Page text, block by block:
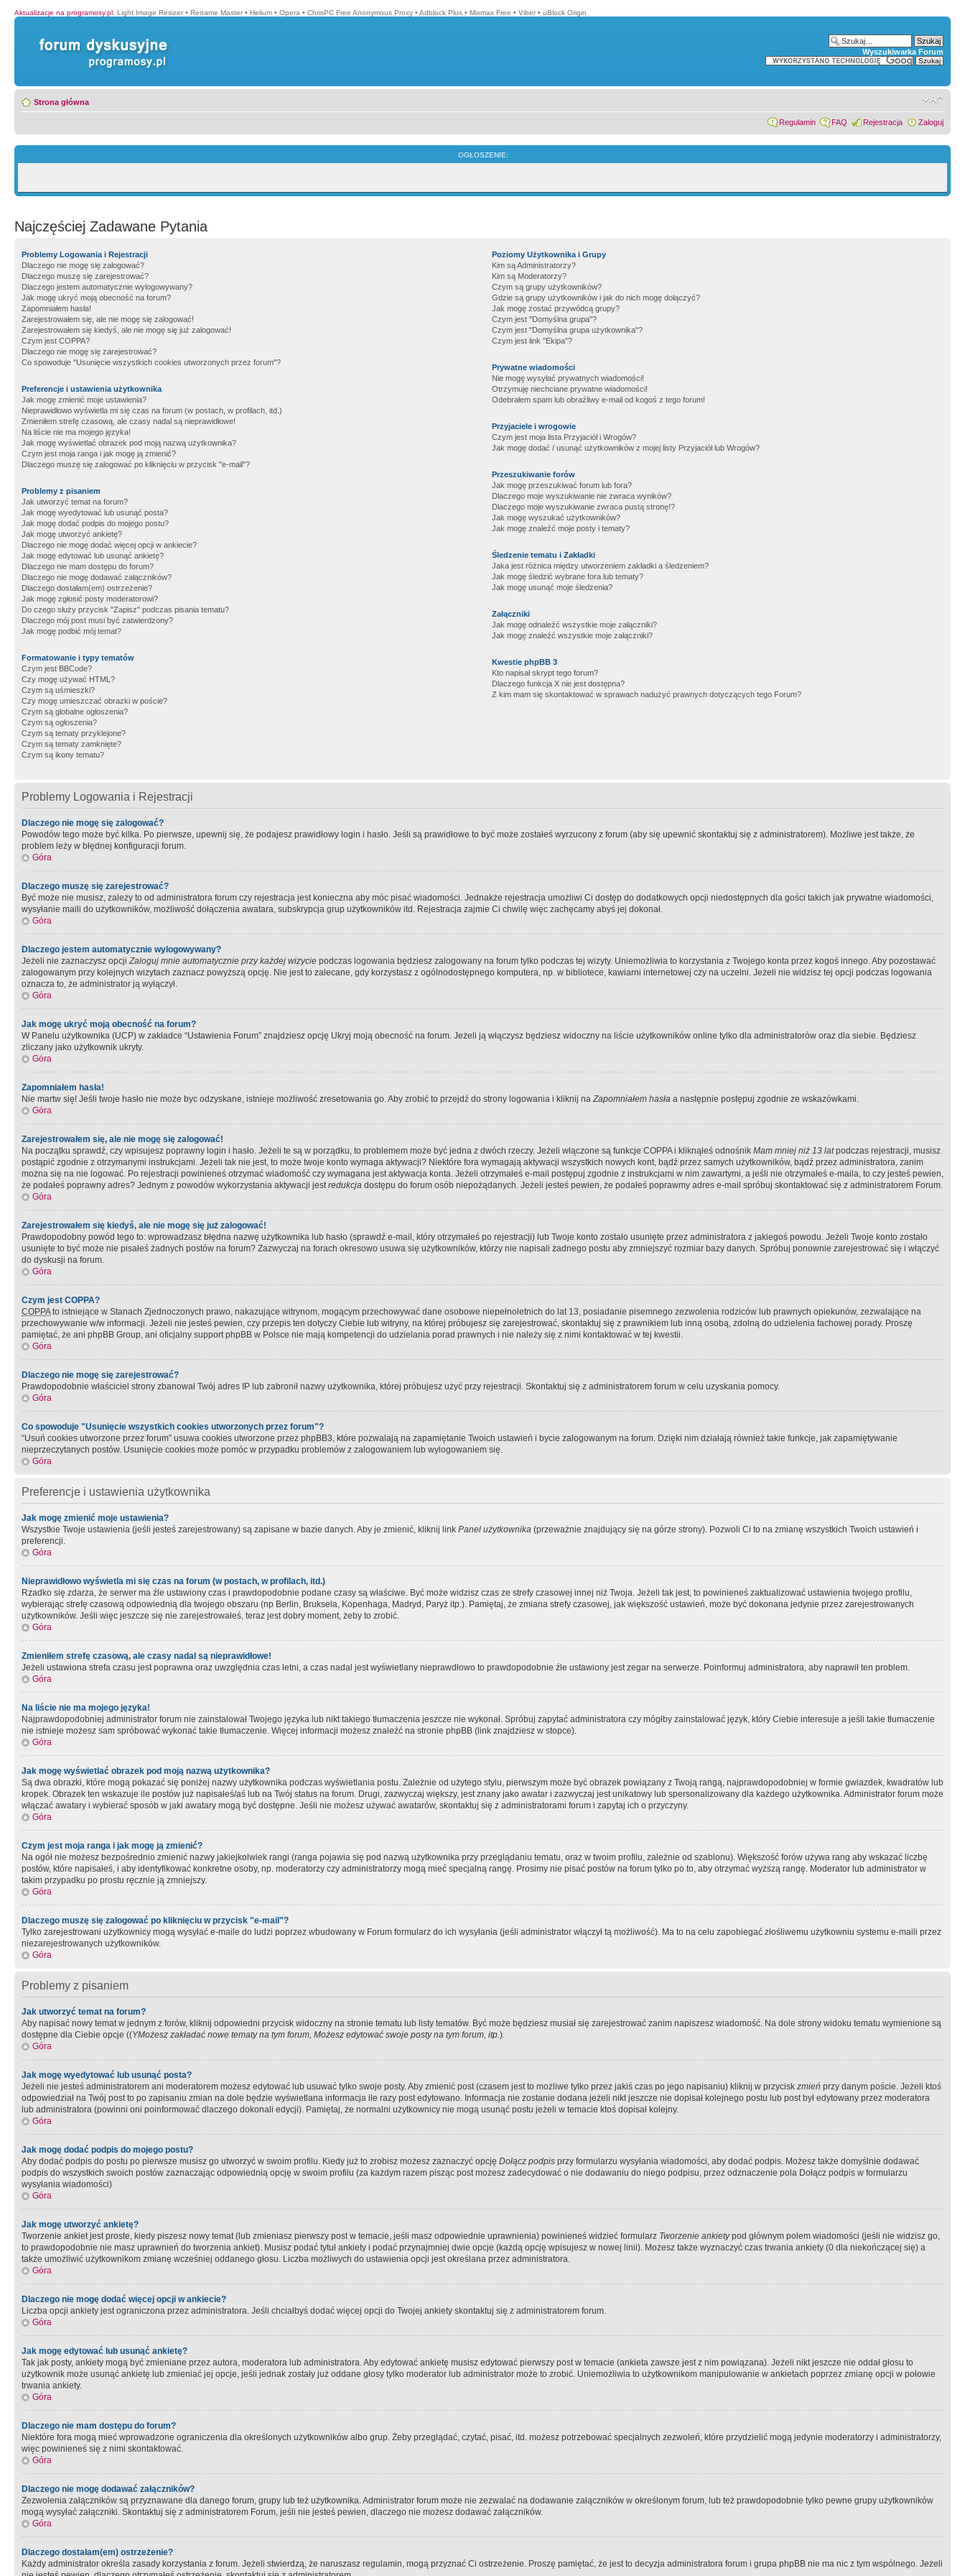
Aktualizacje na programosy.pl: Light Image Resizer • Rename Master • Helium • Opera • ChrisPC Free Anonymous Proxy • Adblock Plus • Mixmax Free • Viber • uBlock Origin
Wyszukiwarka Forum
Strona główna
Regulamin FAQ Rejestracja Zaloguj
OGŁOSZENIE:
Najczęściej Zadawane Pytania
Problemy Logowania i Rejestracji
Dlaczego nie mogę się zalogować?
Dlaczego muszę się zarejestrować?
Dlaczego jestem automatycznie wylogowywany?
Jak mogę ukryć moją obecność na forum?
Zapomniałem hasła!
Zarejestrowałem się, ale nie mogę się zalogować!
Zarejestrowałem się kiedyś, ale nie mogę się już zalogować!
Czym jest COPPA?
Dlaczego nie mogę się zarejestrować?
Co spowoduje "Usunięcie wszystkich cookies utworzonych przez forum"?
Preferencje i ustawienia użytkownika
Jak mogę zmienić moje ustawienia?
Nieprawidłowo wyświetla mi się czas na forum (w postach, w profilach, itd.)
Zmieniłem strefę czasową, ale czasy nadal są nieprawidłowe!
Na liście nie ma mojego języka!
Jak mogę wyświetlać obrazek pod moją nazwą użytkownika?
Czym jest moja ranga i jak mogę ją zmienić?
Dlaczego muszę się zalogować po kliknięciu w przycisk "e-mail"?
Problemy z pisaniem
Jak utworzyć temat na forum?
Jak mogę wyedytować lub usunąć posta?
Jak mogę dodać podpis do mojego postu?
Jak mogę utworzyć ankietę?
Dlaczego nie mogę dodać więcej opcji w ankiecie?
Jak mogę edytować lub usunąć ankietę?
Dlaczego nie mam dostępu do forum?
Dlaczego nie mogę dodawać załączników?
Dlaczego dostałam(em) ostrzeżenie?
Jak mogę zgłosić posty moderatorowi?
Do czego służy przycisk "Zapisz" podczas pisania tematu?
Dlaczego mój post musi być zatwierdzony?
Jak mogę podbić mój temat?
Formatowanie i typy tematów
Czym jest BBCode?
Czy mogę używać HTML?
Czym są uśmieszki?
Czy mogę umieszczać obrazki w poście?
Czym są globalne ogłoszenia?
Czym są ogłoszenia?
Czym są tematy przyklejone?
Czym są tematy zamknięte?
Czym są ikony tematu?
Poziomy Użytkownika i Grupy
Kim są Administratorzy?
Kim są Moderatorzy?
Czym są grupy użytkowników?
Gdzie są grupy użytkowników i jak do nich mogę dołączyć?
Jak mogę zostać przywódcą grupy?
Czym jest "Domyślna grupa"?
Czym jest "Domyślna grupa użytkownika"?
Czym jest link "Ekipa"?
Prywatne wiadomości
Nie mogę wysyłać prywatnych wiadomości!
Otrzymuję niechciane prywatne wiadomości!
Odebrałem spam lub obraźliwy e-mail od kogoś z tego forum!
Przyjaciele i wrogowie
Czym jest moja lista Przyjaciół i Wrogów?
Jak mogę dodać / usunąć użytkowników z mojej listy Przyjaciół lub Wrogów?
Przeszukiwanie forów
Jak mogę przeszukiwać forum lub fora?
Dlaczego moje wyszukiwanie nie zwraca wyników?
Dlaczego moje wyszukiwanie zwraca pustą stronę!?
Jak mogę wyszukać użytkowników?
Jak mogę znaleźć moje posty i tematy?
Śledzenie tematu i Zakładki
Jaka jest różnica między utworzeniem zakładki a śledzeniem?
Jak mogę śledzić wybrane fora lub tematy?
Jak mogę usunąć moje śledzenia?
Załączniki
Jak mogę odnaleźć wszystkie moje załączniki?
Jak mogę znaleźć wszystkie moje załączniki?
Kwestie phpBB 3
Kto napisał skrypt tego forum?
Dlaczego funkcja X nie jest dostępna?
Z kim mam się skontaktować w sprawach nadużyć prawnych dotyczących tego Forum?
Problemy Logowania i Rejestracji
Dlaczego nie mogę się zalogować?
Powodów tego może być kilka. Po pierwsze, upewnij się, że podajesz prawidłowy login i hasło. Jeśli są prawidłowe to być może zostałeś wyrzucony z forum (aby się upewnić skontaktuj się z administratorem). Możliwe jest także, że
problem leży w błędnej konfiguracji forum.
Góra
Dlaczego muszę się zarejestrować?
Być może nie musisz, zależy to od administratora forum czy rejestracja jest konieczna aby móc pisać wiadomości. Jednakże rejestracja umożliwi Ci dostęp do dodatkowych opcji niedostępnych dla gości takich jak prywatne wiadomości,
wysyłanie maili do użytkowników, możliwość dołączenia awatara, subskrypcja grup użytkowników itd. Rejestracja zajmie Ci chwilę więc zachęcamy abyś jej dokonał.
Góra
Dlaczego jestem automatycznie wylogowywany?
Jeżeli nie zaznaczysz opcjiZaloguj mnie automatycznie przy każdej wizycie podczas logowania będziesz zalogowany na forum tylko podczas tej wizyty. Uniemożliwia to korzystania z Twojego konta przez kogoś innego. Aby pozostawać
zalogowanym przy kolejnych wizytach zaznacz powyższą opcję. Nie jest to zalecane, gdy korzystasz z ogólnodostępnego komputera, np. w bibliotece, kawiarni internetowej czy na uczelni. Jeżeli nie widzisz tej opcji podczas logowania
oznacza to, że administrator ją wyłączył.
Góra
Jak mogę ukryć moją obecność na forum?
W Panelu użytkownika (UCP) w zakładce “Ustawienia Forum” znajdziesz opcję Ukryj moją obecność na forum. Jeżeli ją włączysz będziesz widoczny na liście użytkowników online tylko dla administratorów oraz dla siebie. Będziesz
zliczany jako użytkownik ukryty.
Góra
Zapomniałem hasła!
Nie martw się! Jeśli twoje hasło nie może byc odzyskane, istnieje możliwość zresetowania go. Aby zrobić to przejdź do strony logowania i kliknij naZapomniałem hasła a następnie postępuj zgodnie ze wskazówkami.
Góra
Zarejestrowałem się, ale nie mogę się zalogować!
Na początku sprawdź, czy wpisujesz poprawny login i hasło. Jeżeli te są w porządku, to problemem może być jedna z dwóch rzeczy. Jeżeli włączone są funkcje COPPA i kliknąłeś odnośnik Mam mniej niż 13 latpodczas rejestracji, musisz
postąpić zgodnie z otrzymanymi instrukcjami. Jeżeli tak nie jest, to może twoje konto wymaga aktywacji? Niektóre fora wymagają aktywacji wszystkich nowych kont, bądź przez samych użytkowników, bądź przez administratora, zanim
można się na nie logować. Po rejestracji powinieneś otrzymać wiadomość czy wymagana jest aktywacja konta. Jeżeli otrzymałeś e-mail postępuj zgodnie z instrukcjami w nim zawartymi, a jeśli nie otrzymałeś e-maila, to czy jesteś pewien,
że podałeś poprawny adres? Jednym z powodów wykorzystania aktywacji jestredukcja dostępu do forum osób niepożądanych. Jeżeli jesteś pewien, że podałeś poprawmy adres e-mail spróbuj skontaktować się z administratorem Forum.
Góra
Zarejestrowałem się kiedyś, ale nie mogę się już zalogować!
Prawdopodobny powód tego to: wprowadzasz błędna nazwę użytkownika lub hasło (sprawdź e-mail, który otrzymałeś po rejestracji) lub Twoje konto zostało usunięte przez administratora z jakiegoś powodu. Jeżeli Twoje konto zostało
usunięte to być może nie pisałeś żadnych postów na forum? Zazwyczaj na forach okresowo usuwa się użytkowników, którzy nie napisali żadnego postu aby zmniejszyć rozmiar bazy danych. Spróbuj ponownie zarejestrować się i włączyć
do dyskusji na forum.
Góra
Czym jest COPPA?
COPPAto istniejące w Stanach Zjednoczonych prawo, nakazujące witrynom, mogącym przechowywać dane osobowe niepełnoletnich do lat 13, posiadanie pisemnego zezwolenia rodziców lub prawnych opiekunów, zezwalające na
przechowywanie w/w informacji. Jeżeli nie jesteś pewien, czy przepis ten dotyczy Ciebie lub witryny, na której próbujesz się zarejestrować, skontaktuj się z prawnikiem lub inną osobą, zdolną do udzielenia fachowej porady. Proszę
pamiętać, że ani phpBB Group, ani oficjalny support phpBB w Polsce nie mają kompetencji do udzielania porad prawnych i nie należy się z nimi kontaktować w tej kwestii.
Góra
Dlaczego nie mogę się zarejestrować?
Prawdopodobnie właściciel strony zbanował Twój adres IP lub zabronił nazwy użytkownika, której próbujesz użyć przy rejestracji. Skontaktuj się z administratorem forum w celu uzyskania pomocy.
Góra
Co spowoduje "Usunięcie wszystkich cookies utworzonych przez forum"?
“Usuń cookies utworzone przez forum” usuwa cookies utworzone przez phpBB3, które pozwalają na zapamiętanie Twoich ustawień i bycie zalogowanym na forum. Dzięki nim działają również takie funkcje, jak zapamiętywanie
nieprzeczytanych postów. Usunięcie cookies może pomóc w przypadku problemów z zalogowaniem lub wylogowaniem się.
Góra
Preferencje i ustawienia użytkownika
Jak mogę zmienić moje ustawienia?
Wszystkie Twoje ustawienia (jeśli jesteś zarejestrowany) są zapisane w bazie danych. Aby je zmienić, kliknij link Panel użytkownika (przeważnie znajdujący się na górze strony). Pozwoli Ci to na zmianę wszystkich Twoich ustawień i
preferencji.
Góra
Nieprawidłowo wyświetla mi się czas na forum (w postach, w profilach, itd.)
Rzadko się zdarza, że serwer ma źle ustawiony czas i prawdopodobnie podane czasy są właściwe. Być może widzisz czas ze strefy czasowej innej niż Twoja. Jeżeli tak jest, to powinieneś zaktualizować ustawienia twojego profilu,
wybierając strefę czasową odpowiednią dla twojego obszaru (np Berlin, Bruksela, Kopenhaga, Madryd, Paryż itp.). Pamiętaj, że zmiana strefy czasowej, jak większość ustawień, może być dokonana jedynie przez zarejestrowanych
użytkowników. Jeśli więc jeszcze się nie zarejestrowałeś, teraz jest dobry moment, żeby to zrobić.
Góra
Zmieniłem strefę czasową, ale czasy nadal są nieprawidłowe!
Jeżeli ustawiona strefa czasu jest poprawna oraz uwzględnia czas letni, a czas nadal jest wyświetlany nieprawdłowo to prawdopodobnie źle ustawiony jest zegar na serwerze. Poinformuj administratora, aby naprawił ten problem.
Góra
Na liście nie ma mojego języka!
Najprawdopodobniej administrator forum nie zainstalował Twojego języka lub nikt takiego tłumaczenia jeszcze nie wykonał. Spróbuj zapytać administratora czy mógłby zainstalować język, który Ciebie interesuje a jeśli takie tłumaczenie
nie istnieje możesz sam spróbować wykonać takie tłumaczenie. Więcej informacji możesz znaleźć na stronie phpBB (link znajdziesz w stopce).
Góra
Jak mogę wyświetlać obrazek pod moją nazwą użytkownika?
Są dwa obrazki, które mogą pokazać się poniżej nazwy użytkownika podczas wyświetlania postu. Zależnie od użytego stylu, pierwszym może być obrazek powiązany z Twoją rangą, najprawdopodobniej w formie gwiazdek, kwadratów lub
kropek. Obrazek ten wskazuje ile postów już napisałeś/aś lub na Twój status na forum. Drugi, zazwyczaj większy, jest znany jako awatar i zazwyczaj jest unikatowy lub spersonalizowany dla każdego użytkownika. Administrator forum może
włączać awatary i wybierać sposób w jaki awatary mogą być dostępne. Jeśli nie możesz używać awatarów, skontaktuj się z administratorami forum i zapytaj ich o przyczyny.
Góra
Czym jest moja ranga i jak mogę ją zmienić?
Na ogół nie możesz bezpośrednio zmienić nazwy jakiejkolwiek rangi (ranga pojawia się pod nazwą użytkownika przy przeglądaniu tematu, oraz w twoim profilu, zależnie od szablonu). Większość forów używa rang aby wskazać liczbę
postów, które napisałeś, i aby identyfikować konkretne osoby, np. moderatorzy czy administratorzy mogą mieć specjalną rangę. Prosimy nie pisać postów na forum tylko po to, aby otrzymać wyższą rangę. Moderator lub administrator w
takim przypadku po prostu ręcznie ją zmniejszy.
Góra
Dlaczego muszę się zalogować po kliknięciu w przycisk "e-mail"?
Tylko zarejestrowani użytkownicy mogą wysyłać e-maile do ludzi poprzez wbudowany w Forum formularz do ich wysyłania (jeśli administrator włączył tą możliwość). Ma to na celu zapobiegać złośliwemu użytkowniu systemu e-maili przez
niezarejestrowanych użytkowników.
Góra
Problemy z pisaniem
Jak utworzyć temat na forum?
Aby napisać nowy temat w jednym z forów, kliknij odpowiedni przycisk widoczny na stronie tematu lub listy tematów. Być może będziesz musiał się zarejestrować zanim napiszesz wiadomość. Na dole strony widoku tematu wymienione są
dostępne dla Ciebie opcje ((YMożesz zakładać nowe tematy na tym forum, Możesz edytować swoje posty na tym forum, itp.).
Góra
Jak mogę wyedytować lub usunąć posta?
Jeżeli nie jesteś administratorem ani moderatorem możesz edytować lub usuwać tylko swoje posty. Aby zmienić post (czasem jest to możliwe tylko przez jakiś czas po jego napisaniu) kliknij w przycisk zmień przy danym poście. Jeżeli ktoś
odpowiedział na Twój post to po zapisaniu zmian na dole będzie wyświetlana informacja ile razy post edytowano. Informacja nie zostanie dodana jeżeli nikt jeszcze nie dopisał kolejnego postu lub post był edytowany przez moderatora
lub administratora (powinni oni poinformować dlaczego dokonali edycji). Pamiętaj, że normalni użytkownicy nie mogą usunąć postu jeżeli w temacie ktoś dopisał kolejny.
Góra
Jak mogę dodać podpis do mojego postu?
Aby dodać podpis do postu po pierwsze musisz go utworzyć w swoim profilu. Kiedy już to zrobisz możesz zaznaczyć opcję Dołącz podpis przy formularzu wysyłania wiadomości, aby dodać podpis. Możesz także domyślnie dodawać
podpis do wszystkich swoich postów zaznaczając odpowiednią opcję w swoim profilu (za każdym razem pisząc post możesz zadecydować o nie dodawaniu do niego podpisu, przez odznaczenie pola Dołącz podpis w formularzu
wysyłania wiadomości)
Góra
Jak mogę utworzyć ankietę?
Tworzenie ankiet jest proste, kiedy piszesz nowy temat (lub zmieniasz pierwszy post w temacie, jeśli masz odpowiednie uprawnienia) powinieneś widzieć formularz Tworzenie ankietypod głównym polem wiadomości (jeśli nie widzisz go,
to prawdopodobnie nie masz uprawnień do tworzenia ankiet). Musisz podać tytuł ankiety i podać przynajmniej dwie opcje (każdą opcję wpisujesz w nowej linii). Możesz także wyznaczyć czas trwania ankiety (0 dla niekończącej się) a
także umożliwić użytkownikom zmianę wcześniej oddanego głosu. Liczba możliwych do ustawienia opcji jest określana przez administratora.
Góra
Dlaczego nie mogę dodać więcej opcji w ankiecie?
Liczba opcji ankiety jest ograniczona przez administratora. Jeśli chciałbyś dodać więcej opcji do Twojej ankiety skontaktuj się z administratorem forum.
Góra
Jak mogę edytować lub usunąć ankietę?
Tak jak posty, ankiety mogą być zmieniane przez autora, moderatora lub administratora. Aby edytować ankietę musisz edytować pierwszy post w temacie (ankieta zawsze jest z nim powiązana). Jeżeli nikt jeszcze nie oddał głosu to
użytkownik może usunąć ankietę lub zmieniać jej opcje, jeśli jednak zostały już oddane głosy tylko moderator lub administrator może to zrobić. Uniemożliwia to użytkownikom manipulowanie w ankietach poprzez zmianę opcji w połowie
trwania ankiety.
Góra
Dlaczego nie mam dostępu do forum?
Niektóre fora mogą mieć wprowadzone ograniczenia dla określonych użytkowników albo grup. Żeby przeglądać, czytać, pisać, itd. możesz potrzebować specjalnych zezwoleń, które przydzielić mogą jedynie moderatorzy i administratorzy,
więc powinieneś się z nimi skontaktować.
Góra
Dlaczego nie mogę dodawać załączników?
Zezwolenia załączników są przyznawane dla danego forum, grupy lub też użytkownika. Administrator forum może nie zezwalać na dodawanie załączników w określonym forum, lub też prawdopodobnie tylko pewne grupy użytkowników
mogą wysyłać załączniki. Skontaktuj się z administratorem Forum, jeśli nie jesteś pewien, dlaczego nie możesz dodawać załączników.
Góra
Dlaczego dostałam(em) ostrzeżenie?
Każdy administrator określa zasady korzystania z forum. Jeżeli stwierdzą, że naruszasz regulamin, mogą przyznać Ci ostrzeżenie. Proszę pamiętać, że jest to decyzja administratora forum i grupa phpBB nie ma nic z tym wspólnego. Jeżeli